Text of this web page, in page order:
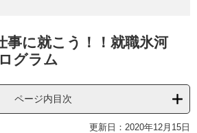
事に就こう！！就職氷河
グラム
ページ内目次
更新日：2020年12月15日